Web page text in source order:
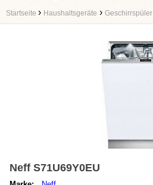
Startseite › Haushaltsgeräte › Geschirrspüler
Neff S71U69Y0EU